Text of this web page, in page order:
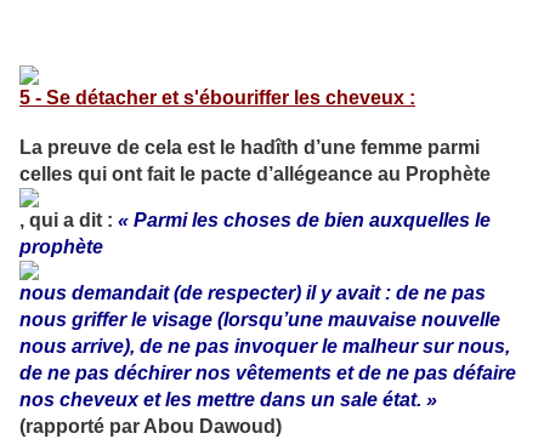
5 - Se détacher et s'ébouriffer les cheveux :
La preuve de cela est le hadîth d’une femme parmi
celles qui ont fait le pacte d’allégeance au Prophète
, qui a dit : « Parmi les choses de bien auxquelles le
prophète
nous demandait (de respecter) il y avait : de ne pas
nous griffer le visage (lorsqu’une mauvaise nouvelle
nous arrive), de ne pas invoquer le malheur sur nous,
de ne pas déchirer nos vêtements et de ne pas défaire
nos cheveux et les mettre dans un sale état. »
(rapporté par Abou Dawoud)